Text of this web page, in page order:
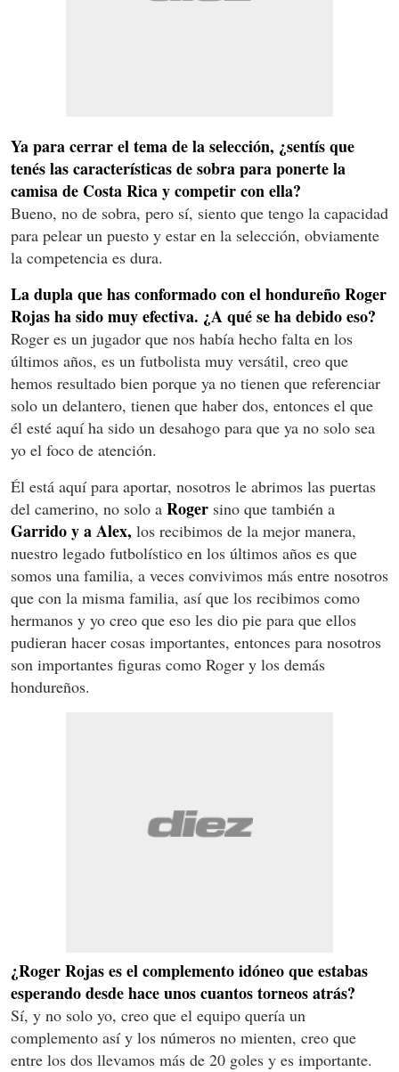
Ya para cerrar el tema de la selección, ¿sentís que
tenés las características de sobra para ponerte la
camisa de Costa Rica y competir con ella?
Bueno, no de sobra, pero sí, siento que tengo la capacidad
para pelear un puesto y estar en la selección, obviamente
la competencia es dura.
La dupla que has conformado con el hondureño Roger
Rojas ha sido muy efectiva. ¿A qué se ha debido eso?
Roger es un jugador que nos había hecho falta en los
últimos años, es un futbolista muy versátil, creo que
hemos resultado bien porque ya no tienen que referenciar
solo un delantero, tienen que haber dos, entonces el que
él esté aquí ha sido un desahogo para que ya no solo sea
yo el foco de atención.
Él está aquí para aportar, nosotros le abrimos las puertas
del camerino, no solo a Roger sino que también a
Garrido y a Alex, los recibimos de la mejor manera,
nuestro legado futbolístico en los últimos años es que
somos una familia, a veces convivimos más entre nosotros
que con la misma familia, así que los recibimos como
hermanos y yo creo que eso les dio pie para que ellos
pudieran hacer cosas importantes, entonces para nosotros
son importantes figuras como Roger y los demás
hondureños.
¿Roger Rojas es el complemento idóneo que estabas
esperando desde hace unos cuantos torneos atrás?
Sí, y no solo yo, creo que el equipo quería un
complemento así y los números no mienten, creo que
entre los dos llevamos más de 20 goles y es importante.